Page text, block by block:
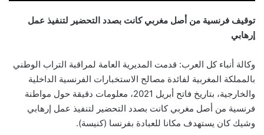
توقيف فرنسية من أصل مغربي كانت بصدد التحضير لتنفيذ عمل
إرهابي
وكالة أنباء كل العرب: قدمت المديرية العامة لمراقبة التراب الوطني
بالمملكة المغربية لفائدة مصالح الاستخبارات الفرنسية الداخلية
والخارجية، بتاريخ فاتح أبريل 2021، معلومات دقيقة حول مواطنة
فرنسية من أصل مغربي كانت بصدد التحضير لتنفيذ عمل إرهابي
وشيك كان يستهدف مكانا للعبادة بفرنسا (كنيسة).